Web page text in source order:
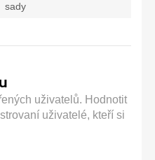
sady
uživatelů. Hodnotit
uživatelé, kteří si